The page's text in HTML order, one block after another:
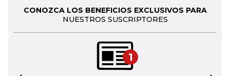
CONOZCA LOS BENEFICIOS EXCLUSIVOS PARA
NUESTROS SUSCRIPTORES
1